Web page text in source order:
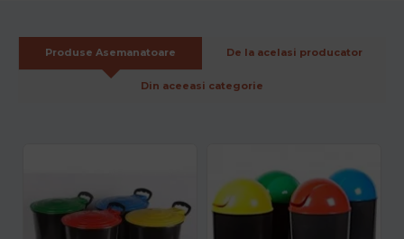
Produse Asemanatoare De la acelasi producator
Din aceeasi categorie